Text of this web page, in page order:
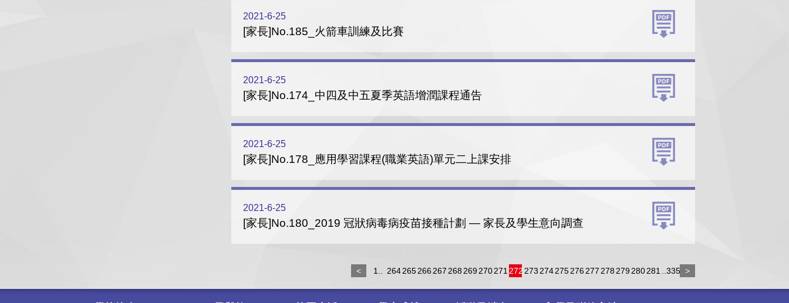
2021-6-25
[家長]No.185_火箭車訓練及比賽
2021-6-25
[家長]No.174_中四及中五夏季英語增潤課程通告
2021-6-25
[家長]No.178_應用學習課程(職業英語)單元二上課安排
2021-6-25
[家長]No.180_2019 冠狀病毒病疫苗接種計劃 — 家長及學生意向調查
< 1.. 264265266 267 268 269270271 272 273 274275276 277 278 279280281 ..335 >